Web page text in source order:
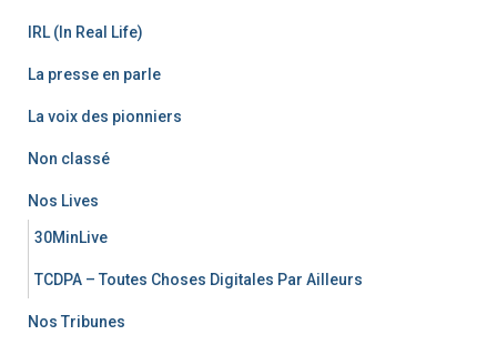
IRL (In Real Life)
La presse en parle
La voix des pionniers
Non classé
Nos Lives
30MinLive
TCDPA – Toutes Choses Digitales Par Ailleurs
Nos Tribunes